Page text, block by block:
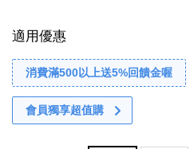
適用優惠
消費滿500以上送5%回饋金喔
會員獨享超值購